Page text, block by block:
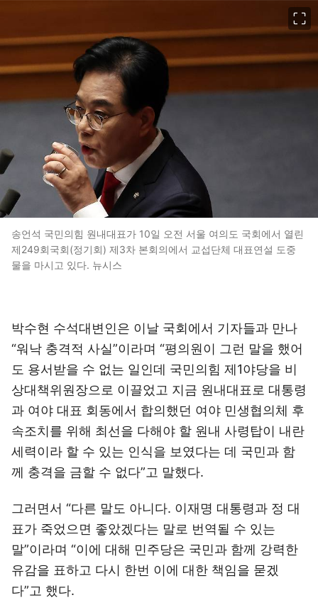
송언석 국민의힘 원내대표가 10일 오전 서울 여의도 국회에서 열린
제249회국회(정기회) 제3차 본회의에서 교섭단체 대표연설 도중
물을 마시고 있다. 뉴시스
박수현 수석대변인은 이날 국회에서 기자들과 만나
“워낙 충격적 사실”이라며 “평의원이 그런 말을 했어
도 용서받을 수 없는 일인데 국민의힘 제1야당을 비
상대책위원장으로 이끌었고 지금 원내대표로 대통령
과 여야 대표 회동에서 합의했던 여야 민생협의체 후
속조치를 위해 최선을 다해야 할 원내 사령탑이 내란
세력이라 할 수 있는 인식을 보였다는 데 국민과 함
께 충격을 금할 수 없다”고 말했다.
그러면서 “다른 말도 아니다. 이재명 대통령과 정 대
표가 죽었으면 좋았겠다는 말로 번역될 수 있는
말”이라며 “이에 대해 민주당은 국민과 함께 강력한
유감을 표하고 다시 한번 이에 대한 책임을 묻겠
다”고 했다.